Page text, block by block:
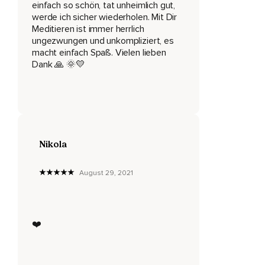
Dann bitte ich dich noch ein paar mal,
Kräftiger ein- und auszuatmen,
Tiefer ein- und auszuatmen.
Danach lass den Atem kommen und gehen,
Die wehtun?
einfach so schön, tat unheimlich gut,
werde ich sicher wiederholen. Mit Dir
Meditieren ist immer herrlich
ungezwungen und unkompliziert, es
macht einfach Spaß. Vielen lieben
Dank 🙏 🌞💛
Nikola
August 29, 2021
❤️